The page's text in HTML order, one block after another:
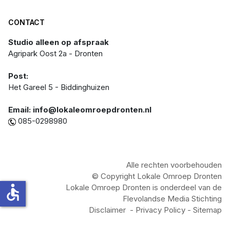
CONTACT
Studio alleen op afspraak
Agripark Oost 2a - Dronten
Post:
Het Gareel 5 - Biddinghuizen
Email: info@lokaleomroepdronten.nl
085-0298980
Alle rechten voorbehouden
© Copyright Lokale Omroep Dronten
Lokale Omroep Dronten is onderdeel van de
Flevolandse Media Stichting
Disclaimer - Privacy Policy - Sitemap
accessible